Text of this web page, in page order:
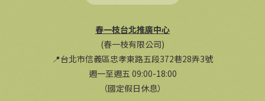
春一枝台北推廣中心
(春一枝有限公司)
📍台北市信義區忠孝東路五段372巷28弄3號
週一至週五 09:00-18:00
（國定假日休息）